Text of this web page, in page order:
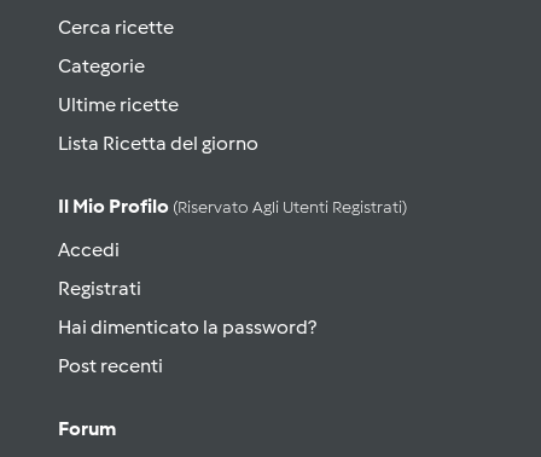
Cerca ricette
Categorie
Ultime ricette
Lista Ricetta del giorno
Il Mio Profilo (riservato Agli Utenti Registrati)
Accedi
Registrati
Hai dimenticato la password?
Post recenti
Forum